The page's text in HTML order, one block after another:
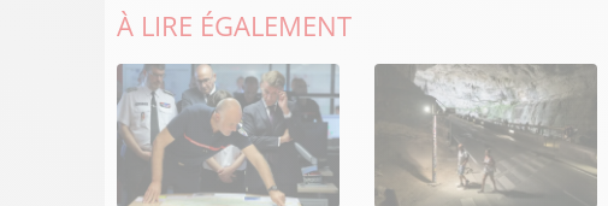
À LIRE ÉGALEMENT